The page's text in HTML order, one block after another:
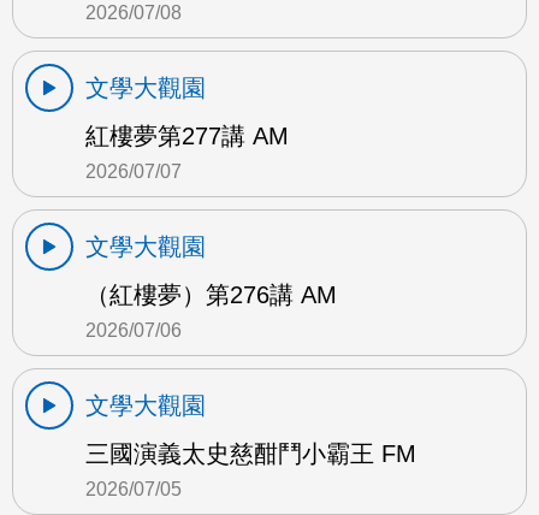
2026/07/08
文學大觀園
紅樓夢第277講 AM
2026/07/07
文學大觀園
（紅樓夢）第276講 AM
2026/07/06
文學大觀園
三國演義太史慈酣鬥小霸王 FM
2026/07/05